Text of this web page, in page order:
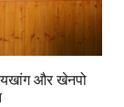
और खेनपो